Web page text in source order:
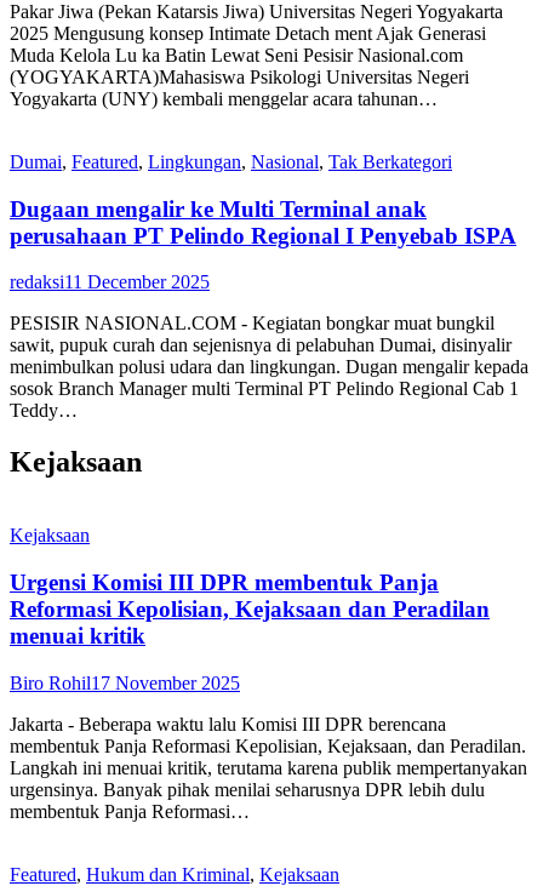
Pakar Jiwa (Pekan Katarsis Jiwa) Universitas Negeri Yogyakarta
2025 Mengusung konsep Intimate Detach ment Ajak Generasi
Muda Kelola Lu ka Batin Lewat Seni Pesisir Nasional.com
(YOGYAKARTA)Mahasiswa Psikologi Universitas Negeri
Yogyakarta (UNY) kembali menggelar acara tahunan…
Dumai, Featured, Lingkungan, Nasional, Tak Berkategori
Dugaan mengalir ke Multi Terminal anak
perusahaan PT Pelindo Regional I Penyebab ISPA
redaksi11 December 2025
PESISIR NASIONAL.COM - Kegiatan bongkar muat bungkil
sawit, pupuk curah dan sejenisnya di pelabuhan Dumai, disinyalir
menimbulkan polusi udara dan lingkungan. Dugan mengalir kepada
sosok Branch Manager multi Terminal PT Pelindo Regional Cab 1
Teddy…
Kejaksaan
Kejaksaan
Urgensi Komisi III DPR membentuk Panja
Reformasi Kepolisian, Kejaksaan dan Peradilan
menuai kritik
Biro Rohil17 November 2025
Jakarta - Beberapa waktu lalu Komisi III DPR berencana
membentuk Panja Reformasi Kepolisian, Kejaksaan, dan Peradilan.
Langkah ini menuai kritik, terutama karena publik mempertanyakan
urgensinya. Banyak pihak menilai seharusnya DPR lebih dulu
membentuk Panja Reformasi…
Featured, Hukum dan Kriminal, Kejaksaan